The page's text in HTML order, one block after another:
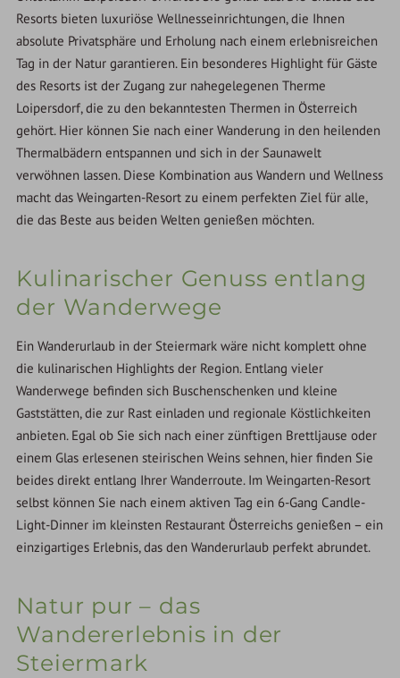
Resorts bieten luxuriöse Wellnesseinrichtungen, die Ihnen
absolute Privatsphäre und Erholung nach einem erlebnisreichen
Tag in der Natur garantieren. Ein besonderes Highlight für Gäste
des Resorts ist der Zugang zur nahegelegenen Therme
Loipersdorf, die zu den bekanntesten Thermen in Österreich
gehört. Hier können Sie nach einer Wanderung in den heilenden
Thermalbädern entspannen und sich in der Saunawelt
verwöhnen lassen. Diese Kombination aus Wandern und Wellness
macht das Weingarten-Resort zu einem perfekten Ziel für alle,
die das Beste aus beiden Welten genießen möchten.
Kulinarischer Genuss entlang
der Wanderwege
Ein Wanderurlaub in der Steiermark wäre nicht komplett ohne
die kulinarischen Highlights der Region. Entlang vieler
Wanderwege befinden sich Buschenschenken und kleine
Gaststätten, die zur Rast einladen und regionale Köstlichkeiten
anbieten. Egal ob Sie sich nach einer zünftigen Brettljause oder
einem Glas erlesenen steirischen Weins sehnen, hier finden Sie
beides direkt entlang Ihrer Wanderroute. Im Weingarten-Resort
selbst können Sie nach einem aktiven Tag ein 6-Gang Candle-
Light-Dinner im kleinsten Restaurant Österreichs genießen – ein
einzigartiges Erlebnis, das den Wanderurlaub perfekt abrundet.
Natur pur – das
Wandererlebnis in der
Steiermark